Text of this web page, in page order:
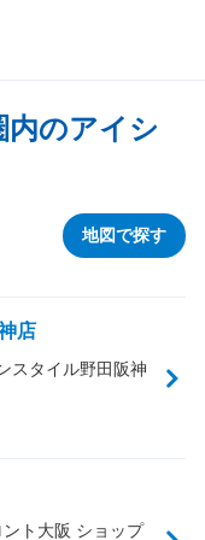
内のアイシ
地図で探す
店
スタイル野田阪神
ト大阪 ショップ